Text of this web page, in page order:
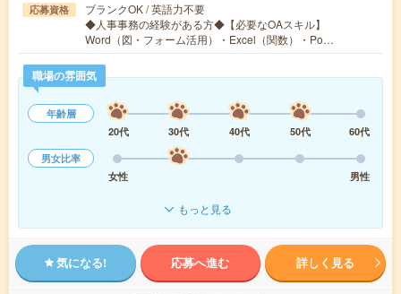
応募資格
ブランクOK / 英語力不要
◆人事事務の経験がある方◆【必要なOAスキル】
Word（図・フォーム活用）・Excel（関数）・Po…
職場の雰囲気
年齢層
20代
30代 40代 50代
60代
男女比率
女性
男性
もっと見る
気になる! 応募へ進む 詳しく見る